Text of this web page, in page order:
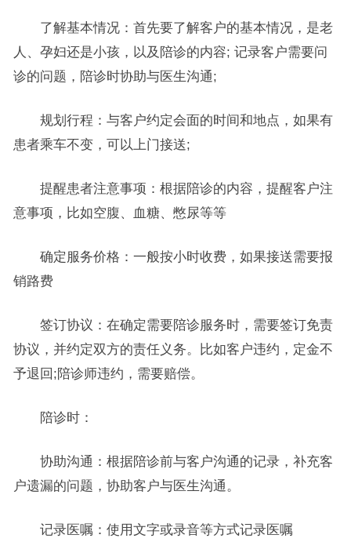
了解基本情况：首先要了解客户的基本情况，是老
人、孕妇还是小孩，以及陪诊的内容; 记录客户需要问
诊的问题，陪诊时协助与医生沟通;
规划行程：与客户约定会面的时间和地点，如果有
患者乘车不变，可以上门接送;
提醒患者注意事项：根据陪诊的内容，提醒客户注
意事项，比如空腹、血糖、憋尿等等
确定服务价格：一般按小时收费，如果接送需要报
销路费
签订协议：在确定需要陪诊服务时，需要签订免责
协议，并约定双方的责任义务。比如客户违约，定金不
予退回;陪诊师违约，需要赔偿。
陪诊时：
协助沟通：根据陪诊前与客户沟通的记录，补充客
户遗漏的问题，协助客户与医生沟通。
记录医嘱：使用文字或录音等方式记录医嘱